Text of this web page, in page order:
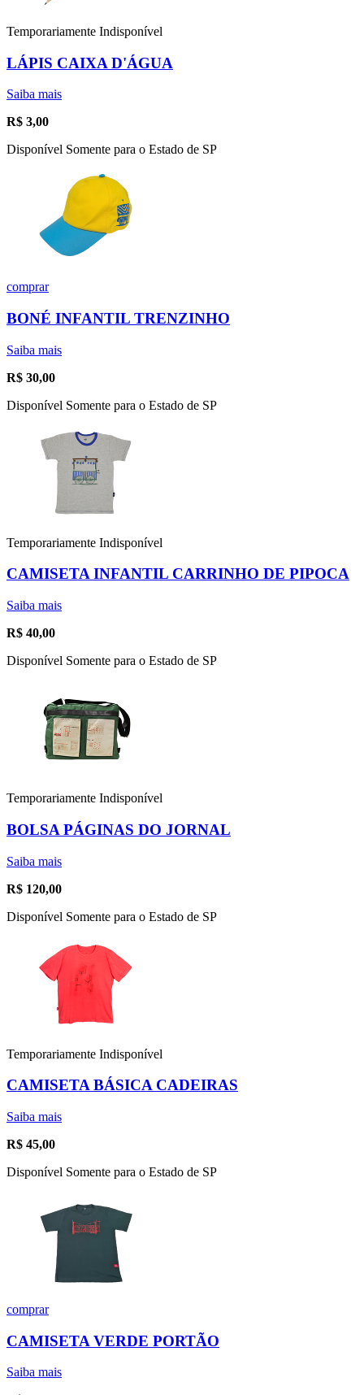
Temporariamente Indisponível
LÁPIS CAIXA D'ÁGUA
Saiba mais
R$ 3,00
Disponível Somente para o Estado de SP
comprar
BONÉ INFANTIL TRENZINHO
Saiba mais
R$ 30,00
Disponível Somente para o Estado de SP
Temporariamente Indisponível
CAMISETA INFANTIL CARRINHO DE PIPOCA
Saiba mais
R$ 40,00
Disponível Somente para o Estado de SP
Temporariamente Indisponível
BOLSA PÁGINAS DO JORNAL
Saiba mais
R$ 120,00
Disponível Somente para o Estado de SP
Temporariamente Indisponível
CAMISETA BÁSICA CADEIRAS
Saiba mais
R$ 45,00
Disponível Somente para o Estado de SP
comprar
CAMISETA VERDE PORTÃO
Saiba mais